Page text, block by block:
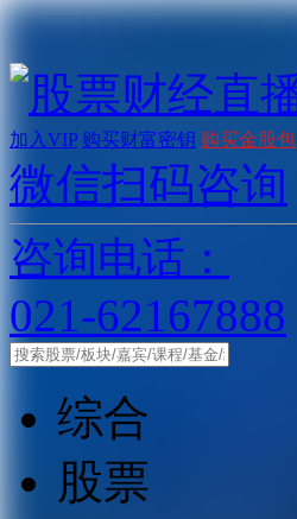
加入VIP 购买财富密钥 购买金股包
微信扫码咨询
咨询电话：
021-62167888
综合
股票